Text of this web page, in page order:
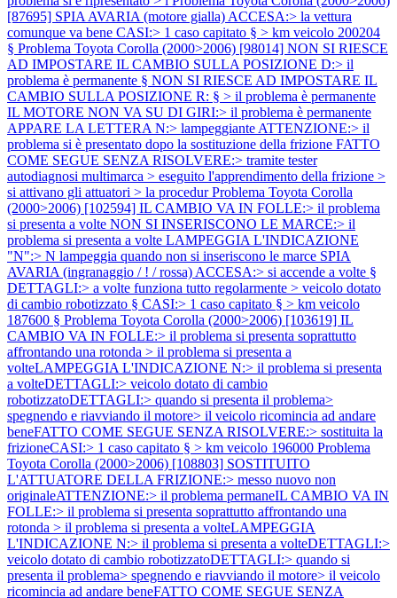
[87695] SPIA AVARIA (motore gialla) ACCESA:> la vettura
comunque va bene CASI:> 1 caso capitato § > km veicolo 200204
§ Problema Toyota Corolla (2000>2006) [98014] NON SI RIESCE
AD IMPOSTARE IL CAMBIO SULLA POSIZIONE D:> il
problema è permanente § NON SI RIESCE AD IMPOSTARE IL
CAMBIO SULLA POSIZIONE R: § > il problema è permanente
IL MOTORE NON VA SU DI GIRI:> il problema è permanente
APPARE LA LETTERA N:> lampeggiante ATTENZIONE:> il
problema si è presentato dopo la sostituzione della frizione FATTO
COME SEGUE SENZA RISOLVERE:> tramite tester
autodiagnosi multimarca > eseguito l'apprendimento della frizione >
si attivano gli attuatori > la procedurProblema Toyota Corolla
(2000>2006) [102594] IL CAMBIO VA IN FOLLE:> il problema
si presenta a volte NON SI INSERISCONO LE MARCE:> il
problema si presenta a volte LAMPEGGIA L'INDICAZIONE
"N":> N lampeggia quando non si inseriscono le marce SPIA
AVARIA (ingranaggio / ! / rossa) ACCESA:> si accende a volte §
DETTAGLI:> a volte funziona tutto regolarmente > veicolo dotato
di cambio robotizzato § CASI:> 1 caso capitato § > km veicolo
187600 § Problema Toyota Corolla (2000>2006) [103619] IL
CAMBIO VA IN FOLLE:> il problema si presenta soprattutto
affrontando una rotonda > il problema si presenta a
volteLAMPEGGIA L'INDICAZIONE N:> il problema si presenta
a volteDETTAGLI:> veicolo dotato di cambio
robotizzatoDETTAGLI:> quando si presenta il problema>
spegnendo e riavviando il motore> il veicolo ricomincia ad andare
beneFATTO COME SEGUE SENZA RISOLVERE:> sostituita la
frizioneCASI:> 1 caso capitato § > km veicolo 196000 Problema
Toyota Corolla (2000>2006) [108803] SOSTITUITO
L'ATTUATORE DELLA FRIZIONE:> messo nuovo non
originaleATTENZIONE:> il problema permaneIL CAMBIO VA IN
FOLLE:> il problema si presenta soprattutto affrontando una
rotonda > il problema si presenta a volteLAMPEGGIA
L'INDICAZIONE N:> il problema si presenta a volteDETTAGLI:>
veicolo dotato di cambio robotizzatoDETTAGLI:> quando si
presenta il problema> spegnendo e riavviando il motore> il veicolo
ricomincia ad andare beneFATTO COME SEGUE SENZA